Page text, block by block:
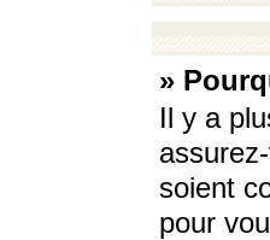
»
Il y a
soient
pour